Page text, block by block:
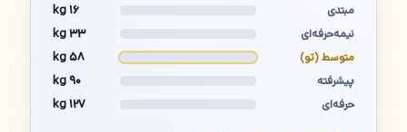
مبتدی ۱۶ kg
نیمه‌حرفه‌ای ۳۳ kg
متوسط (تو) ۵۸ kg
پیشرفته ۹۰ kg
حرفه‌ای ۱۲۷ kg